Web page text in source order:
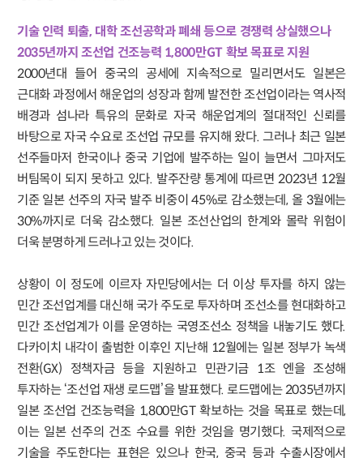
기술 인력 퇴출, 대학 조선공학과 폐쇄 등으로 경쟁력 상실했으나
2035년까지 조선업 건조능력 1,800만GT 확보 목표로 지원
2000년대 들어 중국의 공세에 지속적으로 밀리면서도 일본은
근대화 과정에서 해운업의 성장과 함께 발전한 조선업이라는 역사적
배경과 섬나라 특유의 문화로 자국 해운업계의 절대적인 신뢰를
바탕으로 자국 수요로 조선업 규모를 유지해 왔다. 그러나 최근 일본
선주들마저 한국이나 중국 기업에 발주하는 일이 늘면서 그마저도
버팀목이 되지 못하고 있다. 발주잔량 통계에 따르면 2023년 12월
기준 일본 선주의 자국 발주 비중이 45%로 감소했는데, 올 3월에는
30%까지로 더욱 감소했다. 일본 조선산업의 한계와 몰락 위험이
더욱 분명하게 드러나고 있는 것이다.
상황이 이 정도에 이르자 자민당에서는 더 이상 투자를 하지 않는
민간 조선업계를 대신해 국가 주도로 투자하며 조선소를 현대화하고
민간 조선업계가 이를 운영하는 국영조선소 정책을 내놓기도 했다.
다카이치 내각이 출범한 이후인 지난해 12월에는 일본 정부가 녹색
전환(GX) 정책자금 등을 지원하고 민관기금 1조 엔을 조성해
투자하는 ‘조선업 재생 로드맵’을 발표했다. 로드맵에는 2035년까지
일본 조선업 건조능력을 1,800만GT 확보하는 것을 목표로 했는데,
이는 일본 선주의 건조 수요를 위한 것임을 명기했다. 국제적으로
기술을 주도한다는 표현은 있으나 한국, 중국 등과 수출시장에서